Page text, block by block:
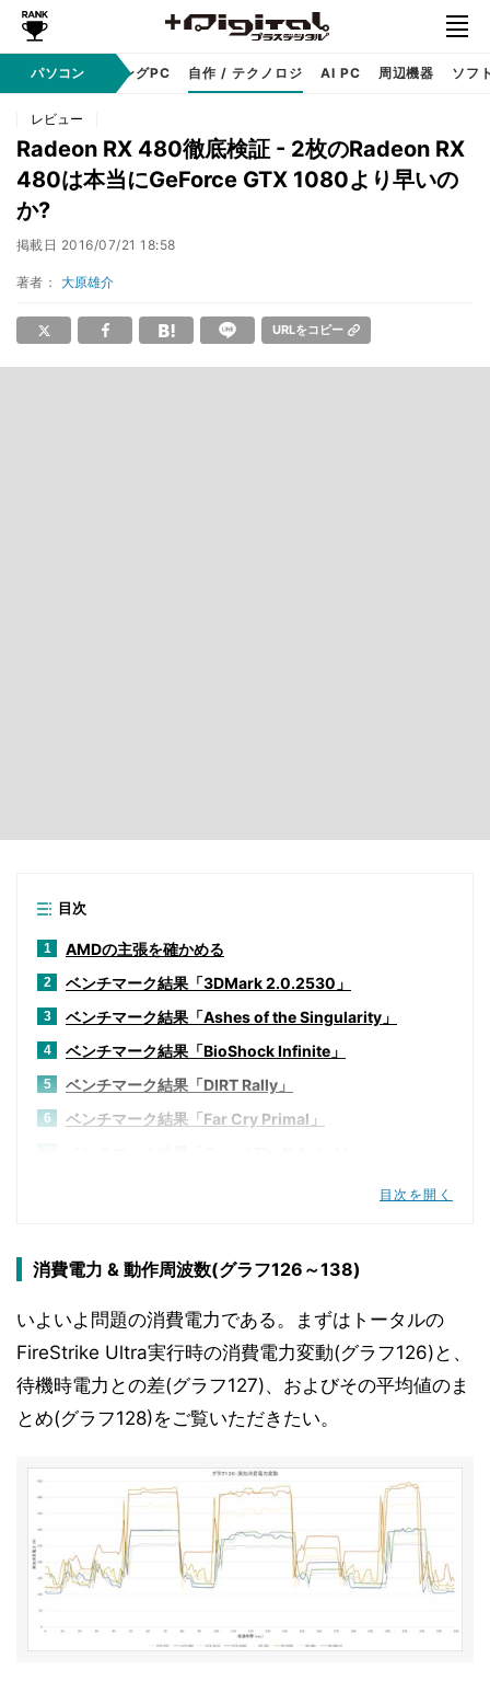
パソコン
PC本体 ゲーミングPC 自作 / テクノロジ AI PC 周辺機器 ソフ
レビュー
Radeon RX 480徹底検証 - 2枚のRadeon RX
480は本当にGeForce GTX 1080より早いの
か?
掲載日 2016/07/21 18:58
著者： 大原雄介
URLをコピー
目次
1 AMDの主張を確かめる
2 ベンチマーク結果「3DMark 2.0.2530」
3 ベンチマーク結果「Ashes of the Singularity」
4 ベンチマーク結果「BioShock Infinite」
5 ベンチマーク結果「DIRT Rally」
6 ベンチマーク結果「Far Cry Primal」
12 ベンチマーク結果「Steam VR」
13 ベンチマーク結果「Basemark CL v1.1」
14 ベンチマーク結果「ViennaCL 1.7.1」
15 ベンチマーク結果「Sandra 2016」
ベンチマーク結果「3DMark 2.0.2530」その2
18 ベンチマーク結果「DIRT Rally」その2
19 ベンチマーク結果「Far Cry Primal」その2
20 ベンチマーク結果「Hitman 2016」その2
21 ベンチマーク結果「Rise of the Tomb Raider」その2
目次を開く
消費電力 & 動作周波数(グラフ126～138)
いよいよ問題の消費電力である。まずはトータルの
FireStrike Ultra実行時の消費電力変動(グラフ126)と、
待機時電力との差(グラフ127)、およびその平均値のま
とめ(グラフ128)をご覧いただきたい。